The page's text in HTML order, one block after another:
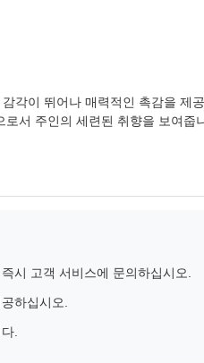
각이 뛰어나 매력적인 촉감을 제
서 주인의 세련된 취향을 보여
시 고객 서비스에 문의하십시오.
하십시오.
.